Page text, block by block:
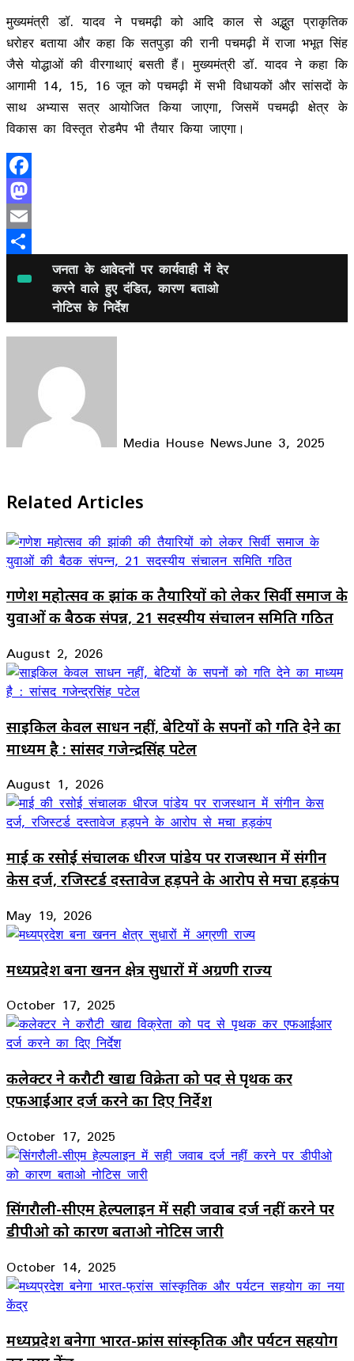
मुख्यमंत्री डॉ. यादव ने पचमढ़ी को आदि काल से अद्भुत प्राकृतिक
धरोहर बताया और कहा कि सतपुड़ा की रानी पचमढ़ी में राजा भभूत सिंह
जैसे योद्धाओं की वीरगाथाएं बसती हैं। मुख्यमंत्री डॉ. यादव ने कहा कि
आगामी 14, 15, 16 जून को पचमढ़ी में सभी विधायकों और सांसदों के
साथ अभ्यास सत्र आयोजित किया जाएगा, जिसमें पचमढ़ी क्षेत्र के
विकास का विस्तृत रोडमैप भी तैयार किया जाएगा।
Facebook
Mastodon
Email
जनता के आवेदनों पर कार्यवाही में देर
करने वाले हुए दंडित, कारण बताओ
नोटिस के निर्देश
Media House NewsJune 3, 2025
Related Articles
गणेश महोत्सव की झांकी की तैयारियों को लेकर सिर्वी समाज के
युवाओं की बैठक संपन्न, 21 सदस्यीय संचालन समिति गठित
August 2, 2026
साइकिल केवल साधन नहीं, बेटियों के सपनों को गति देने का
माध्यम है : सांसद गजेन्द्रसिंह पटेल
August 1, 2026
माई की रसोई संचालक धीरज पांडेय पर राजस्थान में संगीन
केस दर्ज, रजिस्टर्ड दस्तावेज हड़पने के आरोप से मचा हड़कंप
May 19, 2026
मध्यप्रदेश बना खनन क्षेत्र सुधारों में अग्रणी राज्य
October 17, 2025
कलेक्टर ने करौटी खाद्य विक्रेता को पद से पृथक कर
एफआईआर दर्ज करने का दिए निर्देश
October 17, 2025
सिंगरौली-सीएम हेल्पलाइन में सही जवाब दर्ज नहीं करने पर
डीपीओ को कारण बताओ नोटिस जारी
October 14, 2025
मध्यप्रदेश बनेगा भारत-फ्रांस सांस्कृतिक और पर्यटन सहयोग